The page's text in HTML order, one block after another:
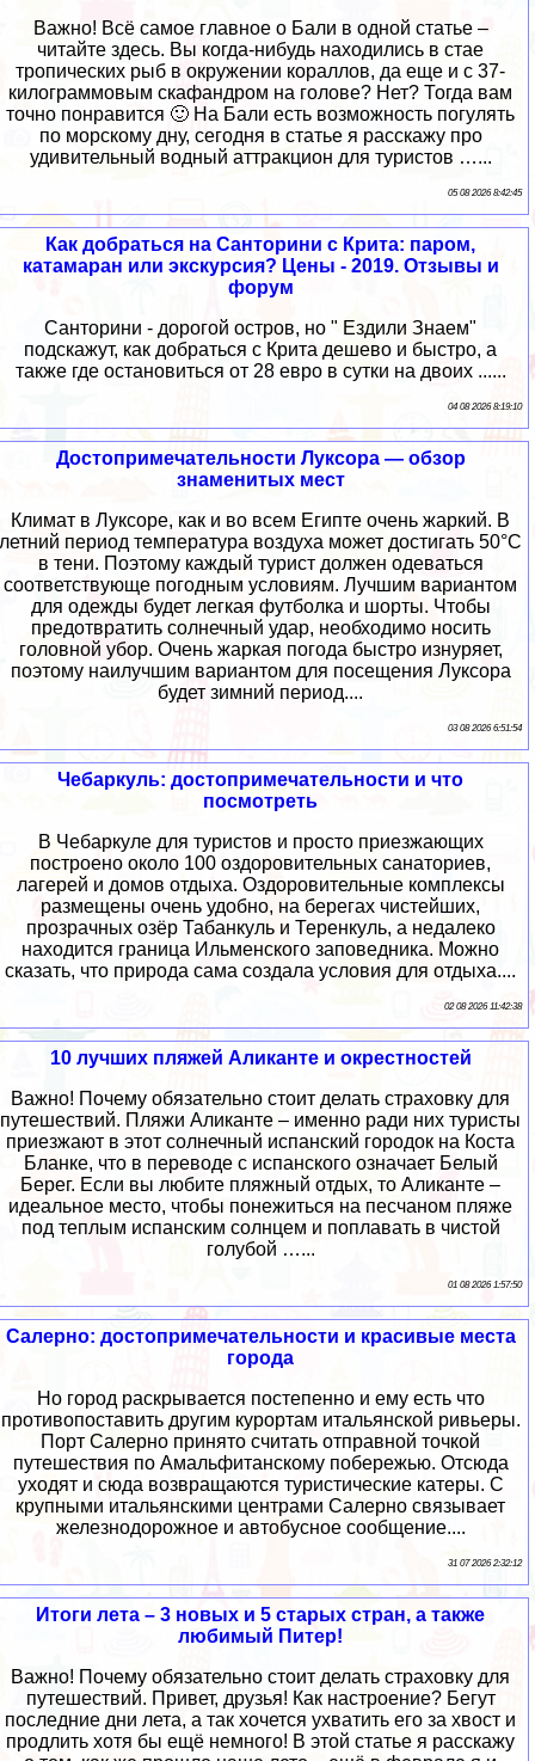
Важно! Всё самое главное о Бали в одной статье –
читайте здесь. Вы когда-нибудь находились в стае
тропических рыб в окружении кораллов, да еще и с 37-
килограммовым скафандром на голове? Нет? Тогда вам
точно понравится 🙂 На Бали есть возможность погулять
по морскому дну, сегодня в статье я расскажу про
удивительный водный аттракцион для туристов …...
05 08 2026 8:42:45
Как добраться на Санторини с Крита: паром,
катамаран или экскурсия? Цены - 2019. Отзывы и
форум
Санторини - дорогой остров, но " Ездили Знаем"
подскажут, как добраться с Крита дешево и быстро, а
также где остановиться от 28 евро в сутки на двоих ......
04 08 2026 8:19:10
Достопримечательности Луксора — обзор
знаменитых мест
Климат в Луксоре, как и во всем Египте очень жаркий. В
летний период температура воздуха может достигать 50°C
в тени. Поэтому каждый турист должен одеваться
соответствующе погодным условиям. Лучшим вариантом
для одежды будет легкая футболка и шорты. Чтобы
предотвратить солнечный удар, необходимо носить
головной убор. Очень жаркая погода быстро изнуряет,
поэтому наилучшим вариантом для посещения Луксора
будет зимний период....
03 08 2026 6:51:54
Чебаркуль: достопримечательности и что
посмотреть
В Чебаркуле для туристов и просто приезжающих
построено около 100 оздоровительных санаториев,
лагерей и домов отдыха. Оздоровительные комплексы
размещены очень удобно, на берегах чистейших,
прозрачных озёр Табанкуль и Теренкуль, а недалеко
находится граница Ильменского заповедника. Можно
сказать, что природа сама создала условия для отдыха....
02 08 2026 11:42:38
10 лучших пляжей Аликанте и окрестностей
Важно! Почему обязательно стоит делать страховку для
путешествий. Пляжи Аликанте – именно ради них туристы
приезжают в этот солнечный испанский городок на Коста
Бланке, что в переводе с испанского означает Белый
Берег. Если вы любите пляжный отдых, то Аликанте –
идеальное место, чтобы понежиться на песчаном пляже
под теплым испанским солнцем и поплавать в чистой
голубой …...
01 08 2026 1:57:50
Салерно: достопримечательности и красивые места
города
Но город раскрывается постепенно и ему есть что
противопоставить другим курортам итальянской ривьеры.
Порт Салерно принято считать отправной точкой
путешествия по Амальфитанскому побережью. Отсюда
уходят и сюда возвращаются туристические катеры. С
крупными итальянскими центрами Салерно связывает
железнодорожное и автобусное сообщение....
31 07 2026 2:32:12
Итоги лета – 3 новых и 5 старых стран, а также
любимый Питер!
Важно! Почему обязательно стоит делать страховку для
путешествий. Привет, друзья! Как настроение? Бегут
последние дни лета, а так хочется ухватить его за хвост и
продлить хотя бы ещё немного! В этой статье я расскажу